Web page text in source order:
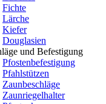
Fichte
Lärche
Kiefer
Douglasien
und Befestigung
Pfostenbefestigung
Pfahlstützen
Zaunbeschläge
Zaunriegelhalter